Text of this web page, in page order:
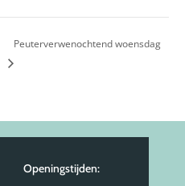
Peuterverwenochtend woensdag
Openingstijden: